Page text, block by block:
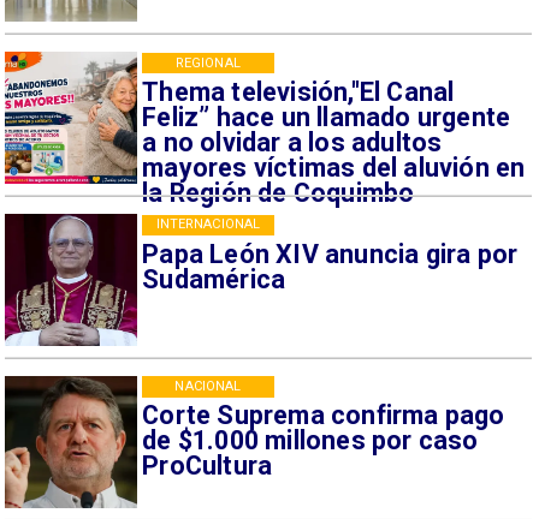
Thema televisión,"El Canal
Feliz” hace un llamado urgente
a no olvidar a los adultos
mayores víctimas del aluvión en
la Región de Coquimbo
REGIONAL
Papa León XIV anuncia gira por
Sudamérica
INTERNACIONAL
Corte Suprema confirma pago
de $1.000 millones por caso
ProCultura
NACIONAL